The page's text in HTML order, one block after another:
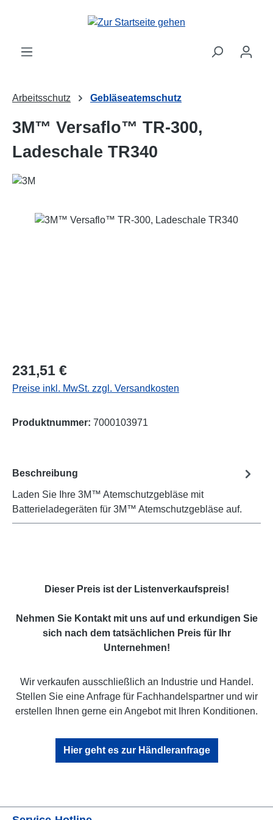
Zum Hauptinhalt springen
Arbeitsschutz Gebläseatemschutz
3M™ Versaflo™ TR-300,
Ladeschale TR340
Bildergalerie überspringen
Regulärer Preis:
231,51 €
Preise inkl. MwSt. zzgl. Versandkosten
Produktnummer: 7000103971
Beschreibung
Laden Sie Ihre 3M™ Atemschutzgebläse mit
Batterieladegeräten für 3M™ Atemschutzgebläse auf.
Dieser Preis ist der Listenverkaufspreis!
Nehmen Sie Kontakt mit uns auf und erkundigen Sie
sich nach dem tatsächlichen Preis für Ihr
Unternehmen!
Wir verkaufen ausschließlich an Industrie und Handel.
Stellen Sie eine Anfrage für Fachhandelspartner und wir
erstellen Ihnen gerne ein Angebot mit Ihren Konditionen.
Hier geht es zur Händleranfrage